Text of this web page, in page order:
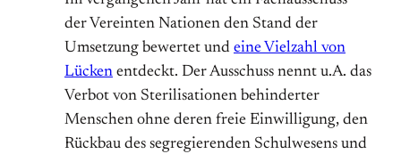
der Vereinten Nationen den Stand der
Umsetzung bewertet und eine Vielzahl von
Lücken entdeckt. Der Ausschuss nennt u.A. das
Verbot von Sterilisationen behinderter
Menschen ohne deren freie Einwilligung, den
Rückbau des segregierenden Schulwesens und